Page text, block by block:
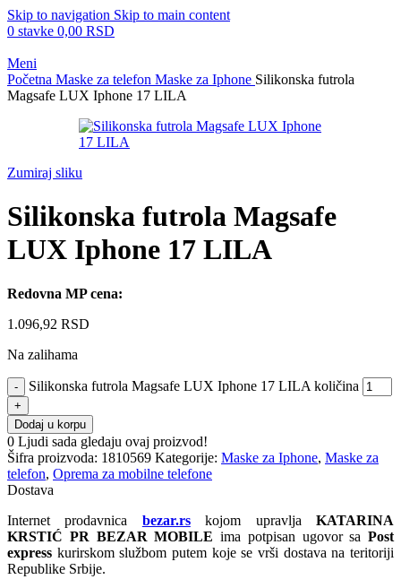
Skip to navigation Skip to main content
0 stavke 0,00 RSD
Meni
Početna Maske za telefon Maske za Iphone Silikonska futrola
Magsafe LUX Iphone 17 LILA
Zumiraj sliku
Silikonska futrola Magsafe
LUX Iphone 17 LILA
Redovna MP cena:
1.096,92 RSD
Na zalihama
Silikonska futrola Magsafe LUX Iphone 17 LILA količina
Dodaj u korpu
0 Ljudi sada gledaju ovaj proizvod!
Šifra proizvoda: 1810569 Kategorije: Maske za Iphone, Maske za
telefon, Oprema za mobilne telefone
Dostava
Internet prodavnica bezar.rskojom upravljaKATARINA
KRSTIĆ PR BEZAR MOBILE ima potpisan ugovor sa Post
express kurirskom službom putem koje se vrši dostava na teritoriji
Republike Srbije.